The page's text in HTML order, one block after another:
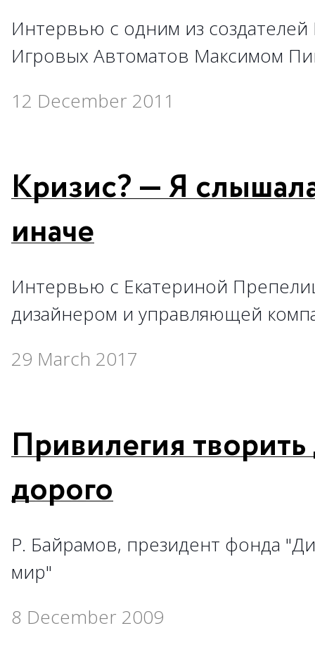
Интервью с одним из создателей
Игровых Автоматов Максимом
12 December 2011
Кризис? — Я
иначе
Интервью с Екатериной
дизайнером и управ­ляющей
29 March 2017
Привилегия
дорого
Р. Байрамов, президент фонда
мир"
8 December 2009